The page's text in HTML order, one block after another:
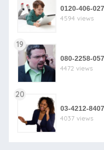
0120-406-
4594 views
19
080-2258-
4472 views
20
03-4212-
4037 views